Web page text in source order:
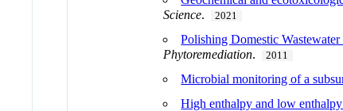
Science. 2021
Polishing Domestic
Phytoremediation. 2011
Microbial monitoring of a
High enthalpy and low